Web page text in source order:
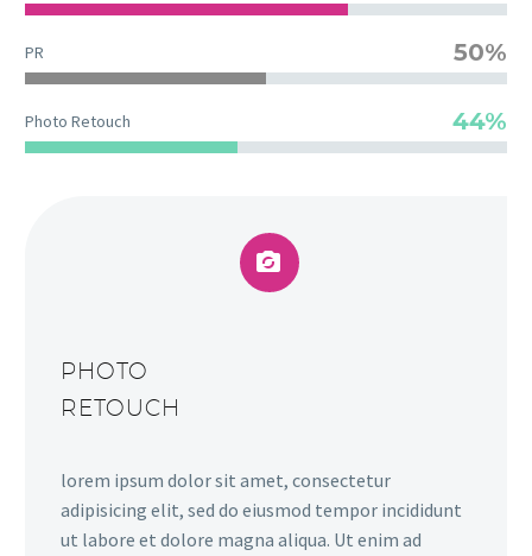
PR 50%
Photo Retouch 44%


PHOTO
RETOUCH
lorem ipsum dolor sit amet, consectetur
adipisicing elit, sed do eiusmod tempor incididunt
ut labore et dolore magna aliqua. Ut enim ad